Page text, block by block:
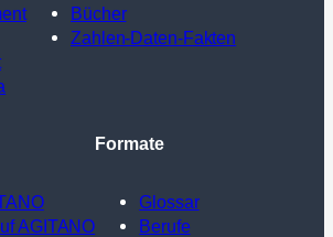
Bücher
Zahlen-Daten-Fakten
AGITANO
Formate
Glossar
Berufe